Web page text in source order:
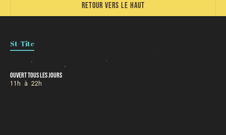
Retour vers le haut
St-Tite
Ouvert tous les jours
11h à 22h